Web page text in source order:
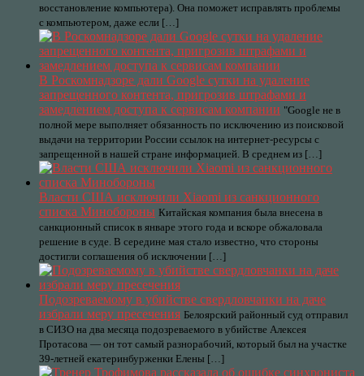
восстановление компьютера). Она поможет исправлять проблемы
с компьютером, даже если […]
В Роскомнадзоре дали Google сутки на удаление
запрещенного контента, пригрозив штрафами и
замедлением доступа к сервисам компании "Google не в
полной мере выполняет обязанность по исключению из поисковой
выдачи на территории России ссылок на интернет-ресурсы с
запрещенной в нашей стране информацией. В среднем из […]
Власти США исключили Xiaomi из санкционного
списка Минобороны Китайская компания была внесена в
санкционный список в январе этого года и вскоре обжаловала
решение в суде. В середине мая стало известно, что стороны
достигли соглашения об исключении […]
Подозреваемому в убийстве свердловчанки на даче
избрали меру пресечения Белоярский районный суд отправил
в СИЗО на два месяца подозреваемого в убийстве Алексея
Протасова — он тот самый разнорабочий, который был на участке
39-летней екатеринбурженки Елены […]